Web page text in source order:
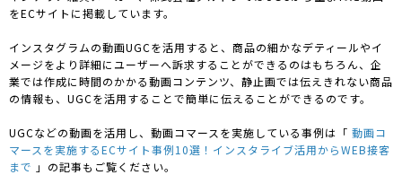
をECサイトに掲載しています。
インスタグラムの動画UGCを活用すると、商品の細かなデティールやイ
メージをより詳細にユーザーへ訴求することができるのはもちろん、企
業では作成に時間のかかる動画コンテンツ、静止画では伝えきれない商品
の情報も、UGCを活用することで簡単に伝えることができるのです。
UGCなどの動画を活用し、動画コマースを実施している事例は「 動画コ
マースを実施するECサイト事例10選！インスタライブ活用からWEB接客
まで 」の記事もご覧ください。